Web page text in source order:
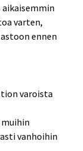
varten,
ennen
varoista
vanhoihin